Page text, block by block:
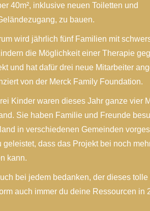
40m², inklusive neuen Toiletten und
zu bauen.
wird jährlich fünf Familien mit
die Möglichkeit einer Therapie
und hat dafür drei neue Mitarbeiter
von der Merck Family Foundation.
Kinder waren dieses Jahr ganze vier
Sie haben Familie und Freunde
in verschiedenen Gemeinden
geleistet, dass das Projekt bei noch
kann.
bei jedem bedanken, der dieses tolle
auch immer du deine Ressourcen in